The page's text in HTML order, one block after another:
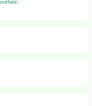
）